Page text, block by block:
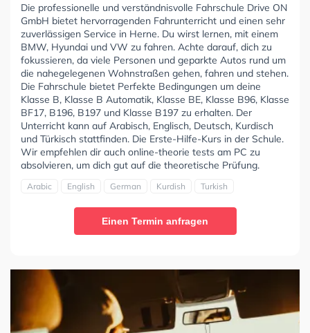
Die professionelle und verständnisvolle Fahrschule Drive ON
GmbH bietet hervorragenden Fahrunterricht und einen sehr
zuverlässigen Service in Herne. Du wirst lernen, mit einem
BMW, Hyundai und VW zu fahren. Achte darauf, dich zu
fokussieren, da viele Personen und geparkte Autos rund um
die nahegelegenen Wohnstraßen gehen, fahren und stehen.
Die Fahrschule bietet Perfekte Bedingungen um deine
Klasse B, Klasse B Automatik, Klasse BE, Klasse B96, Klasse
BF17, B196, B197 und Klasse B197 zu erhalten. Der
Unterricht kann auf Arabisch, Englisch, Deutsch, Kurdisch
und Türkisch stattfinden. Die Erste-Hilfe-Kurs in der Schule.
Wir empfehlen dir auch online-theorie tests am PC zu
absolvieren, um dich gut auf die theoretische Prüfung.
Arabic English German Kurdish Turkish
Einen Termin anfragen